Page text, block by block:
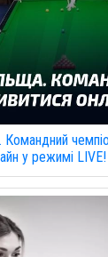
у режимі LIVE!